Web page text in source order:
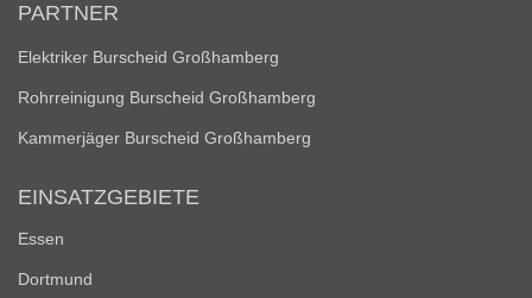
PARTNER
Elektriker Burscheid Großhamberg
Rohrreinigung Burscheid Großhamberg
Kammerjäger Burscheid Großhamberg
EINSATZGEBIETE
Essen
Dortmund